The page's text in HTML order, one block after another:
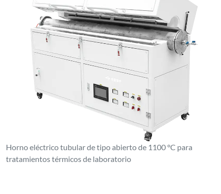
Horno eléctrico tubular de tipo abierto de 1100 °C para
tratamientos térmicos de laboratorio